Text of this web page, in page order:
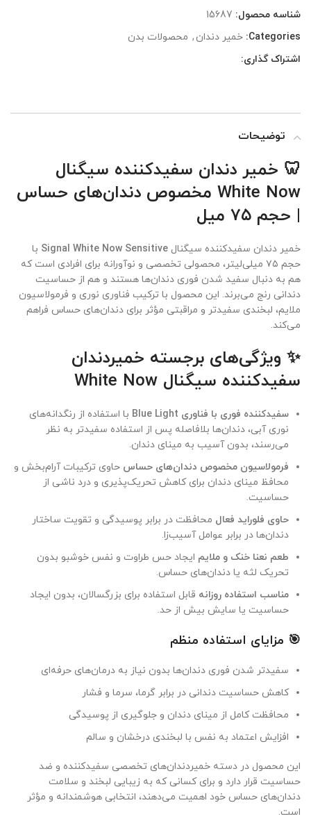
شناسه محصول: 15687
Categories: خمیر دندان , محصولات بدن
اشتراک گذاری:
توضیحات
🦷 خمیر دندان سفیدکننده سیگنال
White Now مخصوص دندان‌های حساس
| حجم ۷۵ میل
خمیر دندان سفیدکننده سیگنال Signal White Now Sensitive با
حجم ۷۵ میلی‌لیتر، محصولی تخصصی و نوآورانه برای افرادی است که
هم به دنبال سفید شدن فوری دندان‌ها هستند و هم از حساسیت
دندانی رنج می‌برند. این محصول با ترکیب فناوری نوری و فرمولاسیون
ملایم، لبخندی سفیدتر و مراقبتی مؤثر برای دندان‌های حساس فراهم
می‌کند.
✨ ویژگی‌های برجسته خمیردندان
سفیدکننده سیگنال White Now
سفیدکننده فوری با فناوری Blue Light
با استفاده از رنگدانه‌های
نوری آبی، دندان‌ها بلافاصله پس از استفاده سفیدتر به نظر
می‌رسند، بدون آسیب به مینای دندان.
فرمولاسیون مخصوص دندان‌های حساس حاوی ترکیبات آرام‌بخش و
محافظ مینای دندان برای کاهش تحریک‌پذیری و درد ناشی از
حساسیت.
حاوی فلوراید فعال محافظت در برابر پوسیدگی و تقویت ساختار
دندان‌ها در برابر عوامل آسیب‌زا.
طعم نعنا خنک و ملایم ایجاد حس طراوت و نفس خوشبو بدون
تحریک لثه یا دندان‌های حساس.
مناسب استفاده روزانه قابل استفاده برای بزرگسالان، بدون ایجاد
حساسیت یا سایش بیش از حد.
🎯 مزایای استفاده منظم
سفیدتر شدن فوری دندان‌ها بدون نیاز به درمان‌های حرفه‌ای
کاهش حساسیت دندانی در برابر گرما، سرما و فشار
محافظت کامل از مینای دندان و جلوگیری از پوسیدگی
افزایش اعتماد به نفس با لبخندی درخشان و سالم
این محصول در دسته خمیردندان‌های تخصصی سفیدکننده و ضد
حساسیت قرار دارد و برای کسانی که به زیبایی لبخند و سلامت
دندان‌های حساس خود اهمیت می‌دهند، انتخابی هوشمندانه و مؤثر
است.